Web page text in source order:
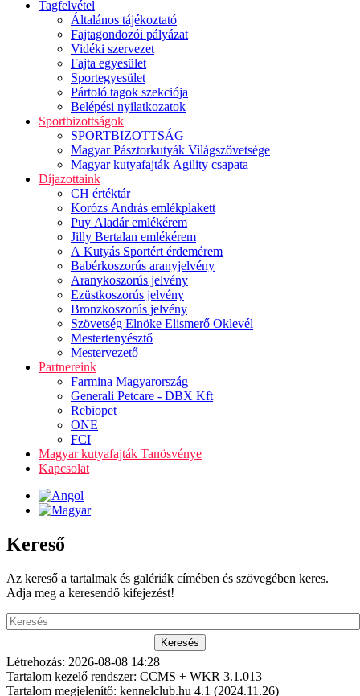
Tagfelvétel
Általános tájékoztató
Fajtagondozói pályázat
Vidéki szervezet
Fajta egyesület
Sportegyesület
Pártoló tagok szekciója
Belépési nyilatkozatok
Sportbizottságok
SPORTBIZOTTSÁG
Magyar Pásztorkutyák Világszövetsége
Magyar kutyafajták Agility csapata
Díjazottaink
CH értéktár
Korózs András emlékplakett
Puy Aladár emlékérem
Jilly Bertalan emlékérem
A Kutyás Sportért érdemérem
Babérkoszorús aranyjelvény
Aranykoszorús jelvény
Ezüstkoszorús jelvény
Bronzkoszorús jelvény
Szövetség Elnöke Elismerő Oklevél
Mestertenyésztő
Mestervezető
Partnereink
Farmina Magyarország
Generali Petcare - DBX Kft
Rebiopet
ONE
FCI
Magyar kutyafajták Tanösvénye
Kapcsolat
Kereső
Az kereső a tartalmak és galériák címében és szövegében keres.
Adja meg a keresendő kifejezést!
Létrehozás: 2026-08-08 14:28
Tartalom kezelő rendszer: CCMS + WKR 3.1.013
Tartalom megjelenítő: kennelclub.hu 4.1 (2024.11.26)